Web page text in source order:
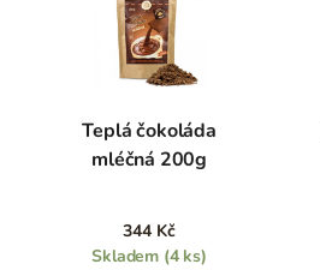
Teplá čokoláda
mléčná 200g
344 Kč
Skladem (4 ks)